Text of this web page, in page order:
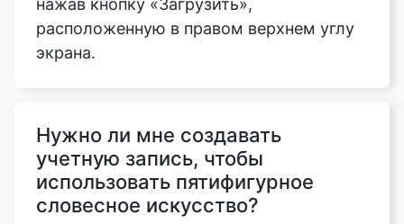
нажав кнопку «Загрузить»,
расположенную в правом верхнем углу
экрана.
Нужно ли мне создавать
учетную запись, чтобы
использовать пятифигурное
словесное искусство?